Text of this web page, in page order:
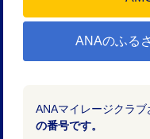
ANAのふる
ANAマイレージクラブ
の番号です。